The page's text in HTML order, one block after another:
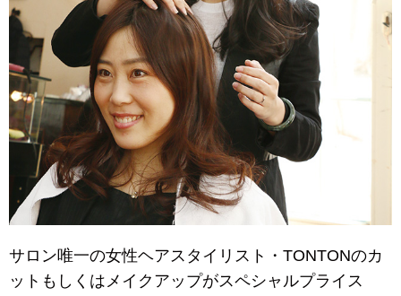
サロン唯一の女性ヘアスタイリスト・TONTONのカ
ットもしくはメイクアップがスペシャルプライス